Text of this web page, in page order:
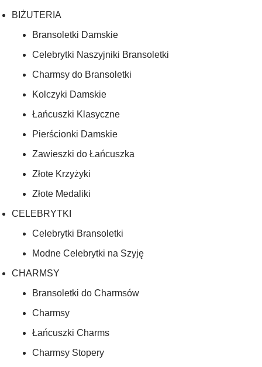
BIŻUTERIA
Bransoletki Damskie
Celebrytki Naszyjniki Bransoletki
Charmsy do Bransoletki
Kolczyki Damskie
Łańcuszki Klasyczne
Pierścionki Damskie
Zawieszki do Łańcuszka
Złote Krzyżyki
Złote Medaliki
CELEBRYTKI
Celebrytki Bransoletki
Modne Celebrytki na Szyję
CHARMSY
Bransoletki do Charmsów
Charmsy
Łańcuszki Charms
Charmsy Stopery